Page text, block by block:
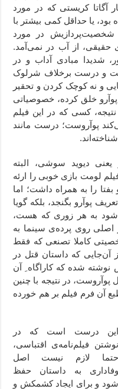
آگاتا کریستی که در مورد
بود، یا حداقل کمی بیشتر با
شخصیت‌پردازیش در مورد
حقیقی، از آب در نمی‌آمد.
شدیدا مبادی آداب و در
و درست برخلاف شرلوک
و نه کوچک کردن و تحقیر
پوآرو خلق کرده، خصوصیاتی
کسی که در این فیلم
پوآروست؛ درست مانند
یعنی دیوید سوشی، البته
لومت بازی خوبی را ارئه
را به همراه داشت؛ اما
پوآرو بگنجد، بلکه گویا
شود به هر زوری که هست،
اصلی روی پرده‌ی سینما به
کاملا تصنعی که فقط
که داستان قتل در
شده که کاراگاه ِ آن
پوآروست،‌ در نتیجه با چنین
آن فرم فیلم بر هم خورده
این درست است که در
نوشتن فیلم‌نامه‌ی اقتباسی،
حتما لازم نیست اصل
وفاداری به داستان حفظ
شود و برای ایجاد کشمکش و